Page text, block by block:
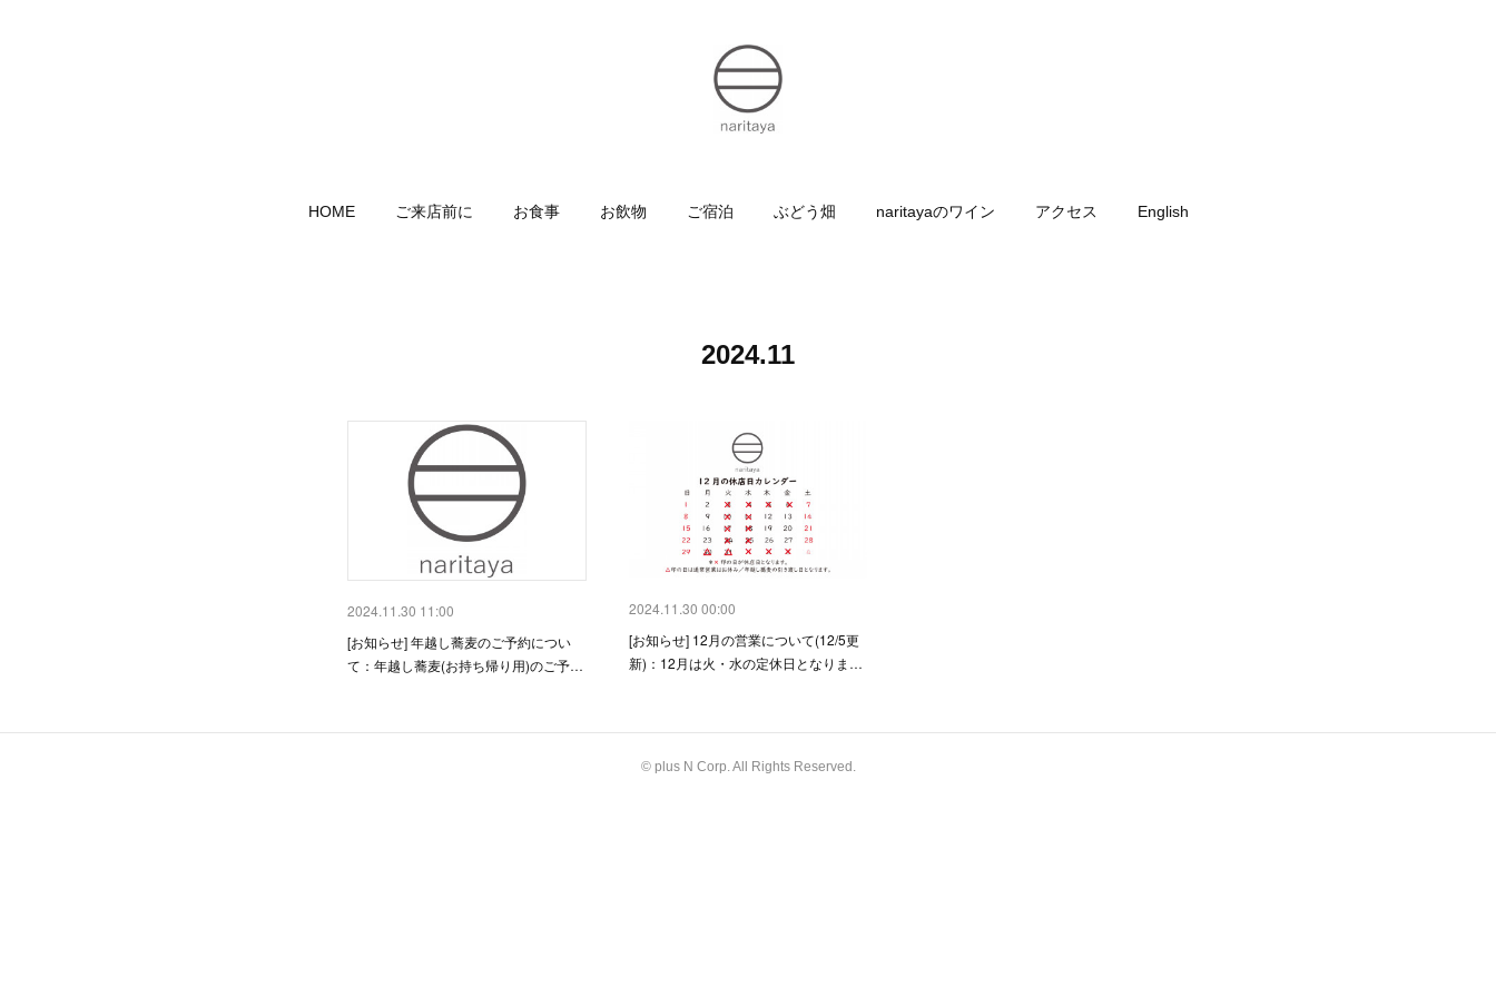
HOME ご来店前に お食事 お飲物 ご宿泊 ぶどう畑 naritayaのワイン アクセス English
2024.11
2024.11.30 11:00
[お知らせ] 年越し蕎麦のご予約につい
て：年越し蕎麦(お持ち帰り用)のご予…
2024.11.30 00:00
[お知らせ] 12月の営業について(12/5更
新)：12月は火・水の定休日となりま…
© plus N Corp. All Rights Reserved.